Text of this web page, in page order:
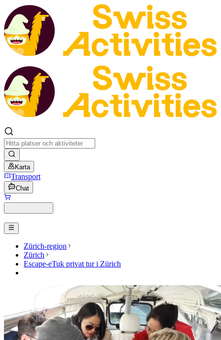
Karta
Transport
Chat
Zürich-region
Zürich
Escape-eTuk privat tur i Zürich